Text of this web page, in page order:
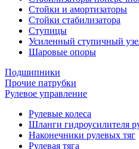
Стойки и амортизаторы
Стойки стабилизатора
Ступицы
Усиленный ступичный
Шаровые опоры
Подшипники
Прочие патрубки
Рулевое управление
Рулевые колеса
Шланги гидроусилителя
Наконечники рулевых тяг
Рулевая тяга